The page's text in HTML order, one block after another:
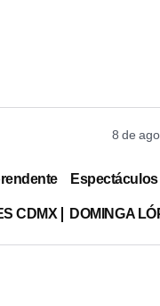
8 de
Espectáculos
CDMX DOMINGA